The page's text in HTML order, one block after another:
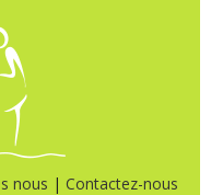
nous | Contactez-nous